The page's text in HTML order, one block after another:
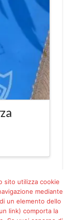
sito utilizza cookie
mediante
un elemento dello
link) comporta la